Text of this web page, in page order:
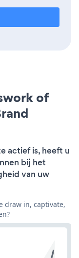
of
actief is, heeft u
bij het
van uw
draw in, captivate,